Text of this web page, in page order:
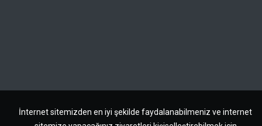
İnternet sitemizden en iyi şekilde faydalanabilmeniz ve internet